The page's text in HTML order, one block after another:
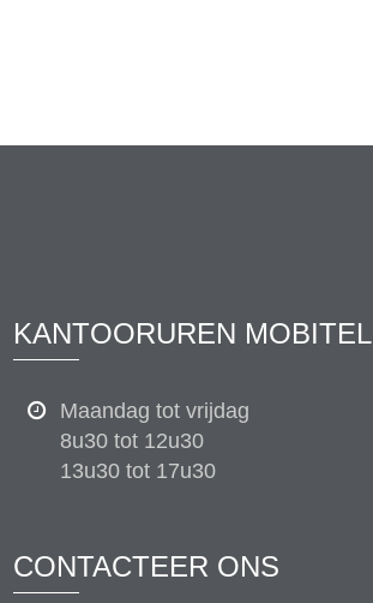
KANTOORUREN MOBITEL
Maandag tot vrijdag
8u30 tot 12u30
13u30 tot 17u30
CONTACTEER ONS